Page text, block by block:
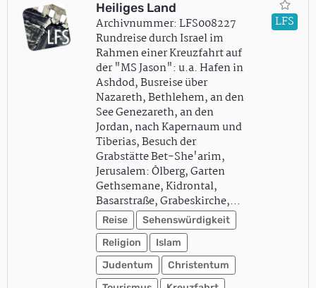
Heiliges Land
Archivnummer: LFS008227
Rundreise durch Israel im
Rahmen einer Kreuzfahrt auf
der "MS Jason": u.a. Hafen in
Ashdod, Busreise über
Nazareth, Bethlehem, an den
See Genezareth, an den
Jordan, nach Kapernaum und
Tiberias, Besuch der
Grabstätte Bet-She'arim,
Jerusalem: Ölberg, Garten
Gethsemane, Kidrontal,
Basarstraße, Grabeskirche,…
Reise
Sehenswürdigkeit
Religion
Islam
Judentum
Christentum
LFS